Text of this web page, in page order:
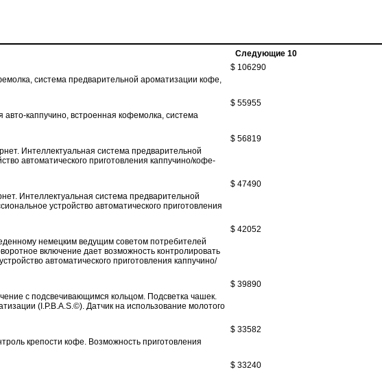
Следующие 10
$ 106290
система предварительной ароматизации кофе,
$ 55955
каппучино, встроенная кофемолка, система
$ 56819
Интеллектуальная система предварительной
автоматического приготовления каппучино/кофе-
$ 47490
Интеллектуальная система предварительной
устройство автоматического приготовления
$ 42052
немецким ведущим советом потребителей
включение дает возможность контролировать
автоматического приготовления каппучино/
$ 39890
с подсвечивающимся кольцом. Подсветка чашек.
(I.P.B.A.S.©). Датчик на использование молотого
$ 33582
крепости кофе. Возможность приготовления
$ 33240